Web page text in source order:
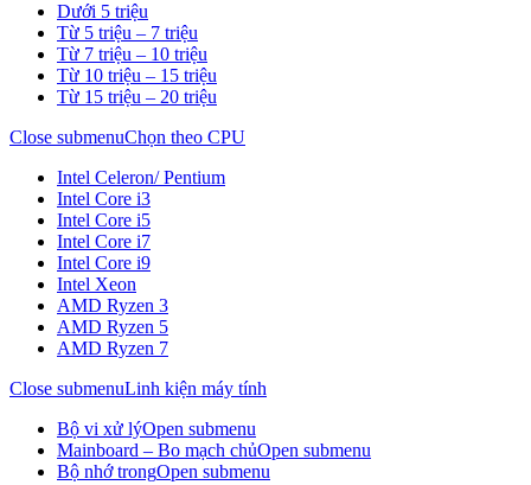
Dưới 5 triệu
Từ 5 triệu – 7 triệu
Từ 7 triệu – 10 triệu
Từ 10 triệu – 15 triệu
Từ 15 triệu – 20 triệu
Close submenuChọn theo CPU
Intel Celeron/ Pentium
Intel Core i3
Intel Core i5
Intel Core i7
Intel Core i9
Intel Xeon
AMD Ryzen 3
AMD Ryzen 5
AMD Ryzen 7
Close submenuLinh kiện máy tính
Bộ vi xử lýOpen submenu
Mainboard – Bo mạch chủOpen submenu
Bộ nhớ trongOpen submenu